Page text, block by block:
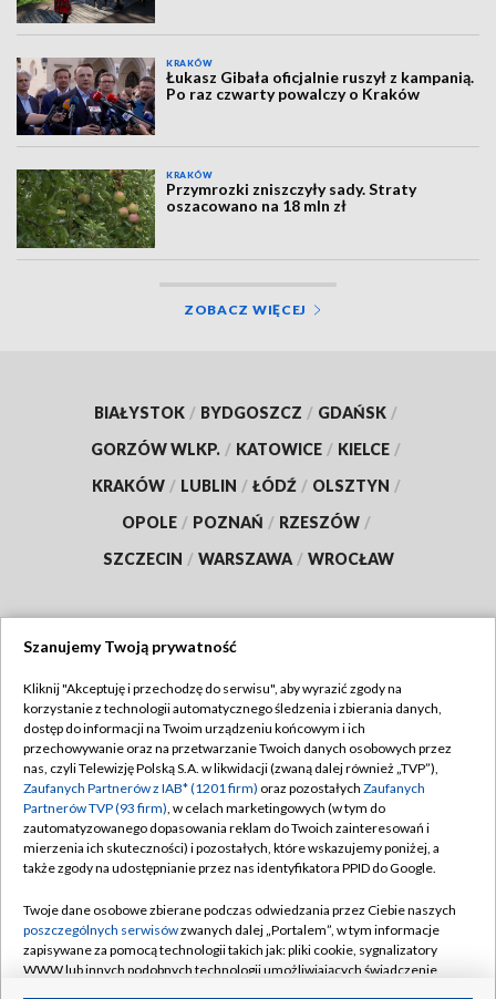
KRAKÓW
Łukasz Gibała oficjalnie ruszył z kampanią.
Po raz czwarty powalczy o Kraków
KRAKÓW
Przymrozki zniszczyły sady. Straty
oszacowano na 18 mln zł
ZOBACZ WIĘCEJ
BIAŁYSTOK / BYDGOSZCZ / GDAŃSK /
GORZÓW WLKP. / KATOWICE / KIELCE /
KRAKÓW / LUBLIN / ŁÓDŹ / OLSZTYN /
OPOLE / POZNAŃ / RZESZÓW /
SZCZECIN / WARSZAWA / WROCŁAW
TVP
Abonament TVP
Emisja w TVP
Centrum informacji TVP
Naziemna Telewizja Cyfrowa
Rada Programowa
System NOS
Regulamin TVP
Polityka prywatności
Moje zgody
Pomoc
Kontakt
Szanujemy Twoją prywatność
Kliknij "Akceptuję i przechodzę do serwisu", aby wyrazić zgody na
korzystanie z technologii automatycznego śledzenia i zbierania danych,
dostęp do informacji na Twoim urządzeniu końcowym i ich
przechowywanie oraz na przetwarzanie Twoich danych osobowych przez
nas, czyli Telewizję Polską S.A. w likwidacji (zwaną dalej również „TVP”),
Zaufanych Partnerów z IAB* (1201 firm) oraz pozostałych Zaufanych
Partnerów TVP (93 firm), w celach marketingowych (w tym do
zautomatyzowanego dopasowania reklam do Twoich zainteresowań i
mierzenia ich skuteczności) i pozostałych, które wskazujemy poniżej, a
także zgody na udostępnianie przez nas identyfikatora PPID do Google.
Twoje dane osobowe zbierane podczas odwiedzania przez Ciebie naszych
poszczególnych serwisówzwanych dalej „Portalem”, w tym informacje
zapisywane za pomocą technologii takich jak: pliki cookie, sygnalizatory
WWW lub innych podobnych technologii umożliwiających świadczenie